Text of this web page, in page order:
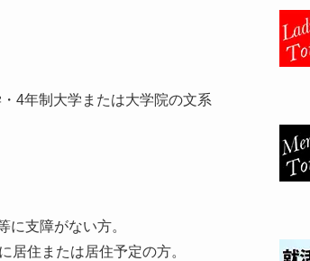
制大学または大学院の文系
支障がない方。
居住または居住予定の方。